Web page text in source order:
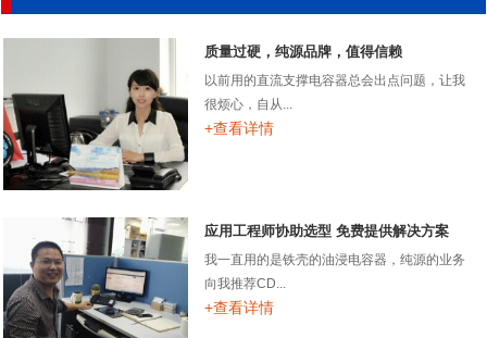
质量过硬，纯源品牌，值得信赖
以前用的直流支撑电容器总会出点问题，让我
很烦心，自从...
+查看详情
应用工程师协助选型 免费提供解决方案
我一直用的是铁壳的油浸电容器，纯源的业务
向我推荐CD...
+查看详情